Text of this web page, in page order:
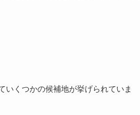
いくつかの候補地が挙げられていま